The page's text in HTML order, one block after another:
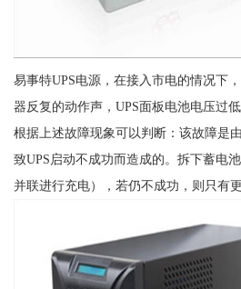
易事特UPS电源，在接入市电的情况下
器反复的动作声，UPS面板电池电压过
根据上述故障现象可以判断：该故障是
致UPS启动不成功而造成的。拆下蓄电
并联进行充电），若仍不成功，则只有更